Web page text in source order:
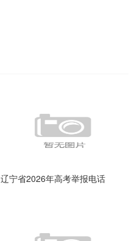
辽宁省2026年高考举报电话